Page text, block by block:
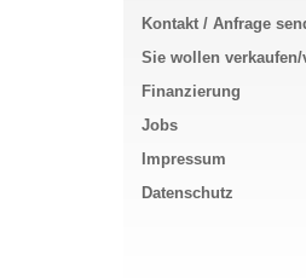
Kontakt / Anfrage
Sie wollen verkaufen/
Finanzierung
Jobs
Impressum
Datenschutz